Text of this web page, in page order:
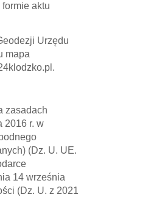
aktu
Urzędu
mapa
zasadach
2016 r. w
(Dz. U. UE.
14 września
(Dz. U. z 2021